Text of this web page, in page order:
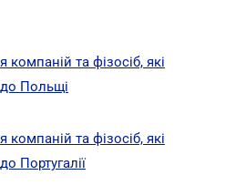
компаній та фізосіб, які
Польщі
компаній та фізосіб, які
Португалії